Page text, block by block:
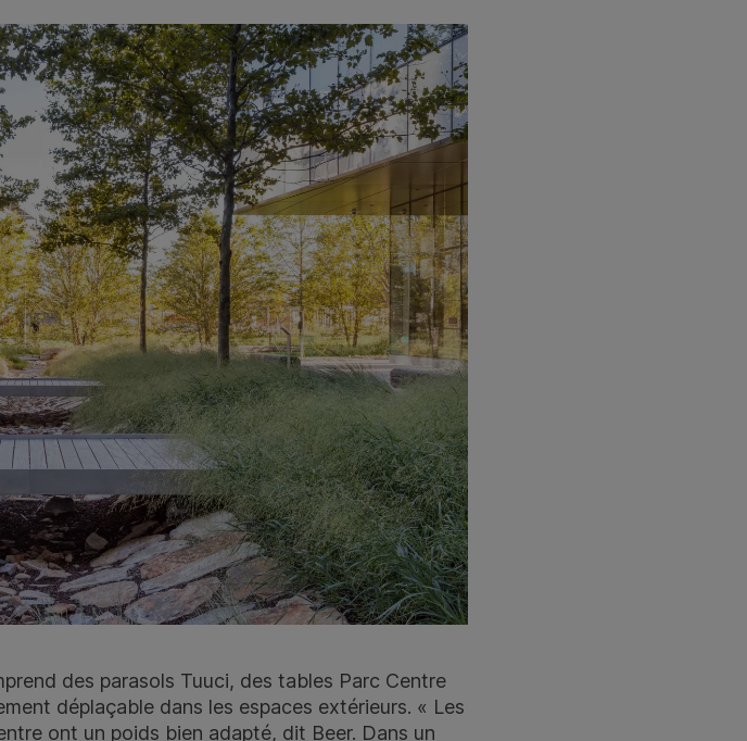
des parasols Tuuci, des tables Parc Centre
déplaçable dans les espaces extérieurs. « Les
ont un poids bien adapté, dit Beer. Dans un